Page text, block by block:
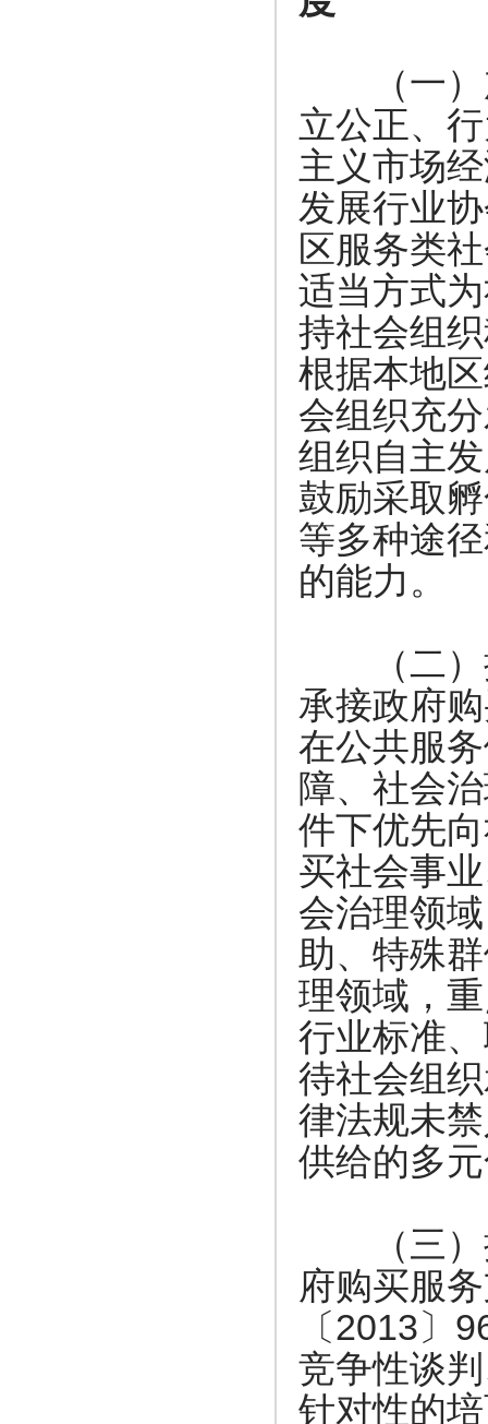
（一）加
立公正、
主义市场
发展行业
区服务类
适当方式
持社会组
根据本地
会组织充
组织自主
鼓励采取
等多种途
的能力。
（二）按
承接政府
在公共服
障、社会
件下优先
买社会事
会治理领
助、特殊
理领域，
行业标准
待社会组
律法规未
供给的多
（三）探
府购买服
〔 2013 〕
竞争性谈
针对性的